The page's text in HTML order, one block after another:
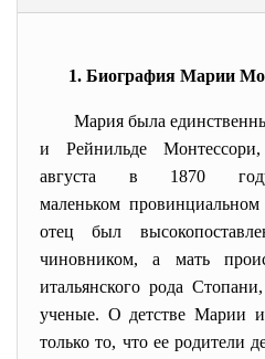
1. Биография Марии
Мария была
и Рейнильде
августа в 1870
маленьком
отец был
чиновником, а мать
итальянского pода
ученые. О детстве Маpии
только то, что ее pодители